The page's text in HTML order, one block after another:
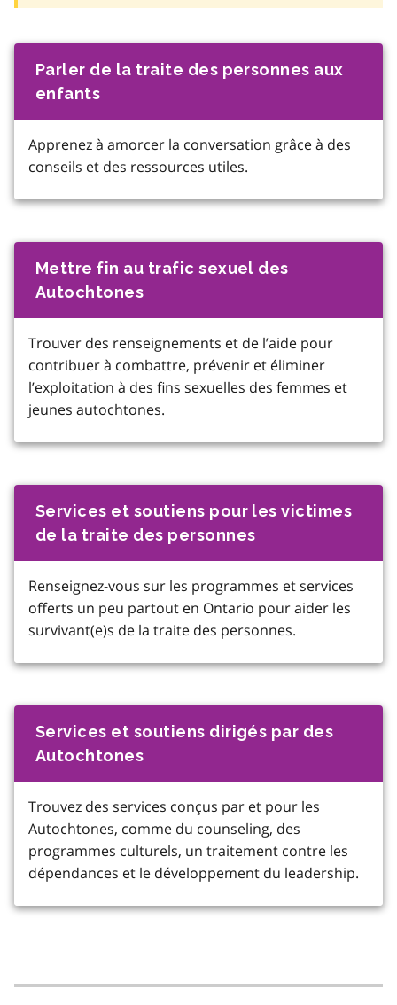
Parler de la traite des personnes aux
enfants
Apprenez à amorcer la conversation grâce à des
conseils et des ressources utiles.
Mettre fin au trafic sexuel des
Autochtones
Trouver des renseignements et de l’aide pour
contribuer à combattre, prévenir et éliminer
l’exploitation à des fins sexuelles des femmes et
jeunes autochtones.
Services et soutiens pour les victimes
de la traite des personnes
Renseignez-vous sur les programmes et services
offerts un peu partout en Ontario pour aider les
survivant(e)s de la traite des personnes.
Services et soutiens dirigés par des
Autochtones
Trouvez des services conçus par et pour les
Autochtones, comme du counseling, des
programmes culturels, un traitement contre les
dépendances et le développement du leadership.